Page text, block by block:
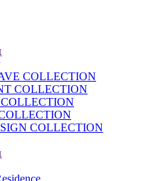
COLLECTION
COLLECTION
COLLECTION